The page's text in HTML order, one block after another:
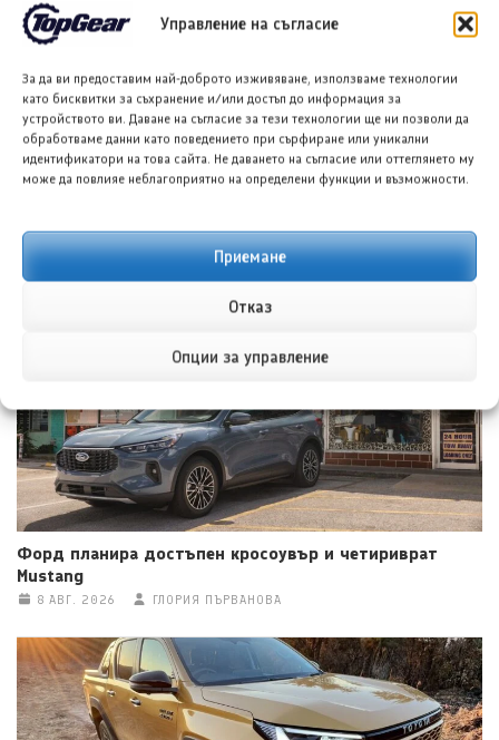
Управление на съгласие
За да ви предоставим най-доброто изживяване, използваме технологии
като бисквитки за съхранение и/или достъп до информация за
устройството ви. Даване на съгласие за тези технологии ще ни позволи да
обработваме данни като поведението при сърфиране или уникални
идентификатори на това сайта. Не даването на съгласие или оттеглянето му
може да повлияе неблагоприятно на определени функции и възможности.
Приемане
Отказ
Опции за управление
Зийкр 7X Black Nova,
лимитирана серия от
200 бройки
Луксийд RX: Новият
китайски кросоувър с
585 к.с. и облик,
вдъхновен от Ферари
Форд планира достъпен кросоувър и четириврат
Mustang
8 АВГ. 2026 ГЛОРИЯ ПЪРВАНОВА